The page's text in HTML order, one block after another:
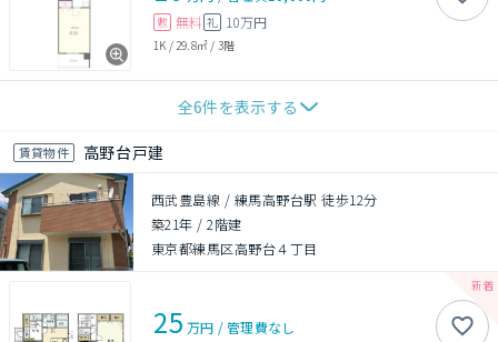
敷 無料 礼 10万円
1K / 29.8㎡ / 3階
全6件を表示する
賃貸物件 高野台戸建
西武豊島線 / 練馬高野台駅 徒歩12分
築21年 /2階建
東京都練馬区高野台４丁目
25 万円 /管理費なし